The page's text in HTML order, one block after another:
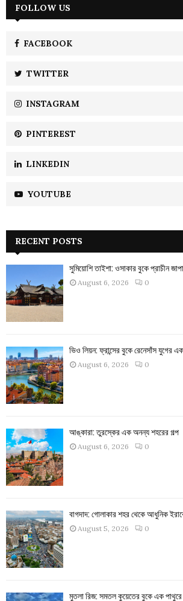
h
FOLLOW US
FACEBOOK
TWITTER
INSTAGRAM
PINTEREST
LINKEDIN
YOUTUBE
RECENT POSTS
সুমিয়োশি তাইশা: ওসাকার বুকে প্রাচীন
August 6, 2026 0
ভিও লিয়ন: ফ্রান্সের বুকে রেনেসাঁস যুগের
August 6, 2026 0
আঙ্কারা: তুরস্কের এক অনন্য শহরের গল্প
August 6, 2026 0
বাগদাদ: গোলাকার শহর থেকে আধুনিক
August 5, 2026 0
মুতলা রিজ: সমতল কুয়েতের বুকে এক পাথুরে